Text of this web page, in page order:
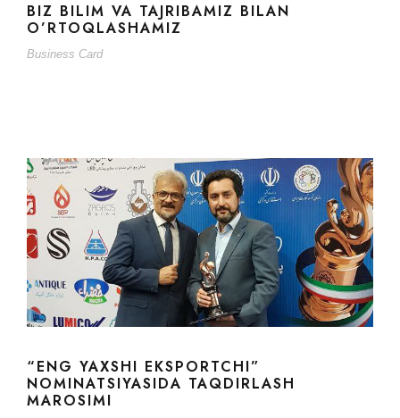
BIZ BILIM VA TAJRIBAMIZ BILAN
O’RTOQLASHAMIZ
Business Card
“ENG YAXSHI EKSPORTCHI”
NOMINATSIYASIDA TAQDIRLASH
MAROSIMI